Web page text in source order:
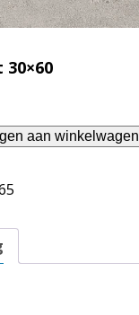
30×60
aan winkelwagen